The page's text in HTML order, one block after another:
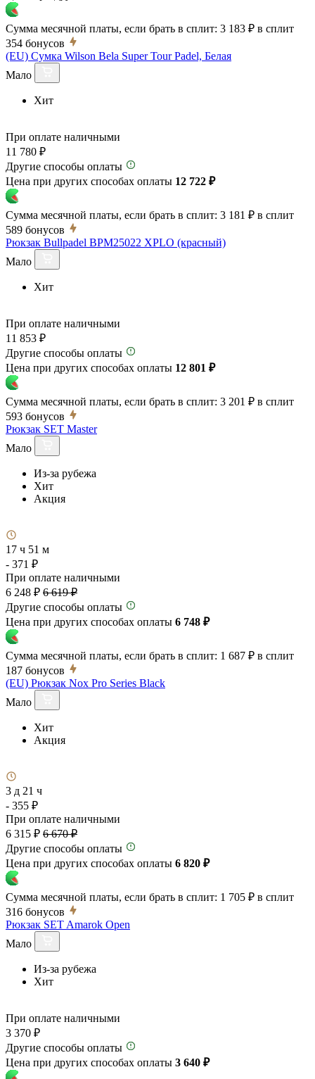
Сумма месячной платы, если брать в сплит: 3 183 ₽ в сплит
354 бонусов
(EU) Сумка Wilson Bela Super Tour Padel, Белая
Мало
Хит
При оплате наличными
11 780 ₽
Другие способы оплаты
Цена при других способах оплаты 12 722 ₽
Сумма месячной платы, если брать в сплит: 3 181 ₽ в сплит
589 бонусов
Рюкзак Bullpadel BPM25022 XPLO (красный)
Мало
Хит
При оплате наличными
11 853 ₽
Другие способы оплаты
Цена при других способах оплаты 12 801 ₽
Сумма месячной платы, если брать в сплит: 3 201 ₽ в сплит
593 бонусов
Рюкзак SET Master
Мало
Из-за рубежа
Хит
Акция
17 ч 51 м
- 371 ₽
При оплате наличными
6 248 ₽ 6 619 ₽
Другие способы оплаты
Цена при других способах оплаты 6 748 ₽
Сумма месячной платы, если брать в сплит: 1 687 ₽ в сплит
187 бонусов
(EU) Рюкзак Nox Pro Series Black
Мало
Хит
Акция
3 д 21 ч
- 355 ₽
При оплате наличными
6 315 ₽ 6 670 ₽
Другие способы оплаты
Цена при других способах оплаты 6 820 ₽
Сумма месячной платы, если брать в сплит: 1 705 ₽ в сплит
316 бонусов
Рюкзак SET Amarok Open
Мало
Из-за рубежа
Хит
При оплате наличными
3 370 ₽
Другие способы оплаты
Цена при других способах оплаты 3 640 ₽